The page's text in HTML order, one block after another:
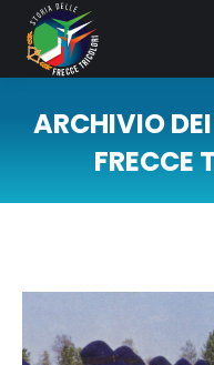
ARCHIVIO
FRECCE